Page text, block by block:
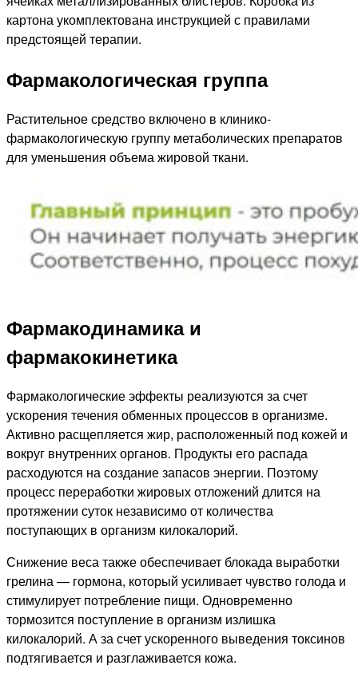
картона укомплектована инструкцией с правилами
предстоящей терапии.
Фармакологическая группа
Растительное средство включено в клинико-
фармакологическую группу метаболических препаратов
для уменьшения объема жировой ткани.
Фармакодинамика и
фармакокинетика
Фармакологические эффекты реализуются за счет
ускорения течения обменных процессов в организме.
Активно расщепляется жир, расположенный под кожей и
вокруг внутренних органов. Продукты его распада
расходуются на создание запасов энергии. Поэтому
процесс переработки жировых отложений длится на
протяжении суток независимо от количества
поступающих в организм килокалорий.
Снижение веса также обеспечивает блокада выработки
грелина — гормона, который усиливает чувство голода и
стимулирует потребление пищи. Одновременно
тормозится поступление в организм излишка
килокалорий. А за счет ускоренного выведения токсинов
подтягивается и разглаживается кожа.